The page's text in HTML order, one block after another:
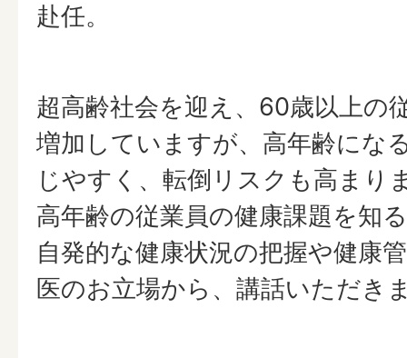
赴任。
超高齢社会を迎え、60歳以上の
増加していますが、高年齢にな
じやすく、転倒リスクも高まり
高年齢の従業員の健康課題を知
自発的な健康状況の把握や健康
医のお立場から、講話いただき